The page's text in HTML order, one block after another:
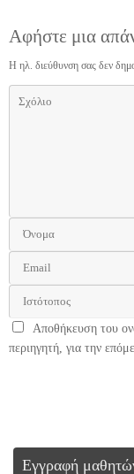
Αφήστε μια
Η ηλ. διεύθυνση σας δεν
Αποθήκευση του
περιηγητή, για την
Εγγραφή